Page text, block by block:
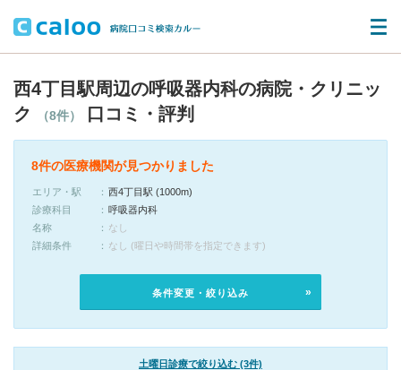
西4丁目駅周辺の呼吸器内科の病院・クリニッ
ク
（8件） 口コミ・評判
8件の医療機関が見つかりました
エリア・駅
西4丁目駅 (1000m)
診療科目
呼吸器内科
名称
なし
詳細条件
なし (曜日や時間帯を指定できます)
条件変更・絞り込み
土曜日診療で絞り込む (3件)